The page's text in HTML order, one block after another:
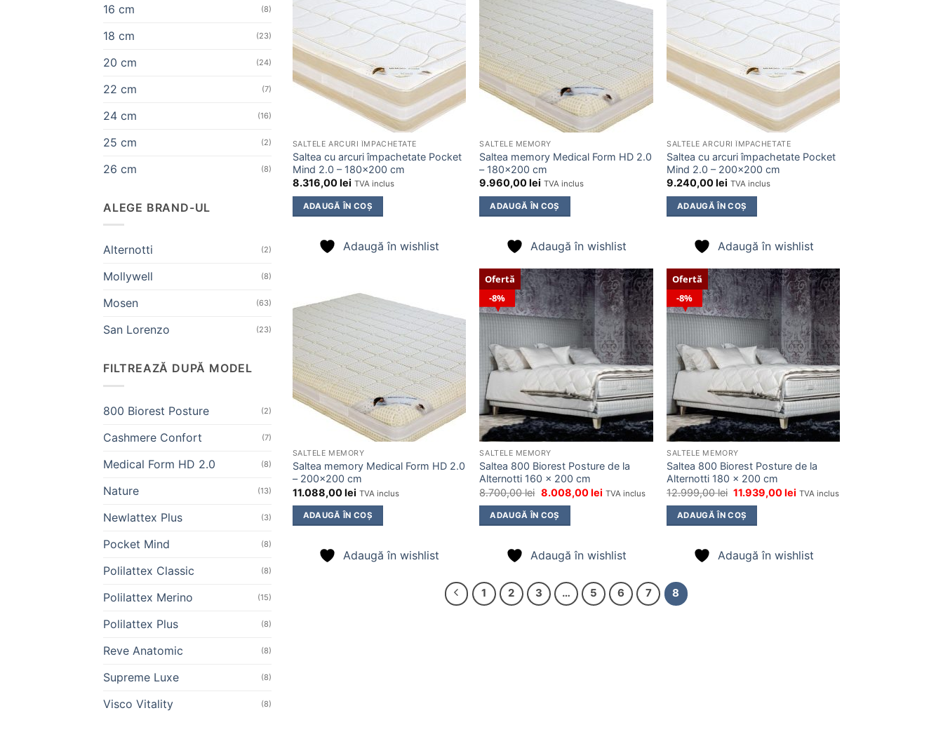
16 cm (8)
18 cm (23)
20 cm (24)
22 cm (7)
24 cm (16)
25 cm (2)
26 cm (8)
ALEGE BRAND-UL
Alternotti (2)
Mollywell (8)
Mosen (63)
San Lorenzo (23)
FILTREAZĂ DUPĂ MODEL
800 Biorest Posture (2)
Cashmere Confort (7)
Medical Form HD 2.0 (8)
Nature (13)
Newlattex Plus (3)
Pocket Mind (8)
Polilattex Classic (8)
Polilattex Merino (15)
Polilattex Plus (8)
Reve Anatomic (8)
Supreme Luxe (8)
Visco Vitality (8)
în
wishlist
SALTELE ARCURI ÎMPACHETATE
Saltea cu arcuri împachetate Pocket
Mind 2.0 – 180×200 cm
8.316,00lei TVA inclus
ADAUGĂ ÎN COȘ
Adaugă în wishlist
în
wishlist
SALTELE MEMORY
Saltea memory Medical Form HD 2.0
– 180×200 cm
9.960,00lei TVA inclus
ADAUGĂ ÎN COȘ
Adaugă în wishlist
în
wishlist
SALTELE ARCURI ÎMPACHETATE
Saltea cu arcuri împachetate Pocket
Mind 2.0 – 200×200 cm
9.240,00lei TVA inclus
ADAUGĂ ÎN COȘ
Adaugă în wishlist
în
wishlist
SALTELE MEMORY
Saltea memory Medical Form HD 2.0
– 200×200 cm
11.088,00lei TVA inclus
ADAUGĂ ÎN COȘ
Adaugă în wishlist
8%
Ofertă
Adaugă
în
wishlist
SALTELE MEMORY
Saltea 800 Biorest Posture de la
Alternotti 160 x 200 cm
8.700,00lei Prețul
a
fost:
8.008,00leiPrețul
TVA inclus
ADAUGĂ ÎN COȘ
Adaugă în wishlist
8%
Ofertă
Adaugă
în
wishlist
SALTELE MEMORY
Saltea 800 Biorest Posture de la
Alternotti 180 x 200 cm
12.999,00lei Prețul
a
fost:
11.939,00lei Prețul
TVA inclus
ADAUGĂ ÎN COȘ
Adaugă în wishlist
1 2 3 … 5 6 7 8